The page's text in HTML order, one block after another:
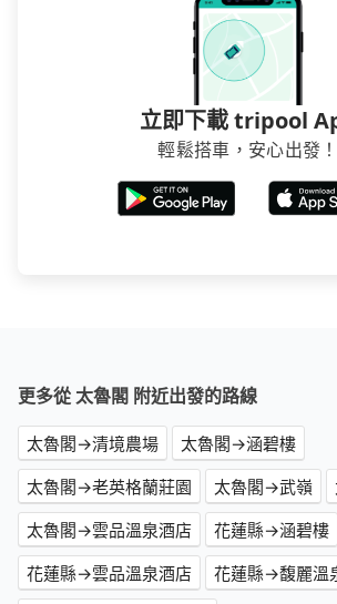
立即下載 tripool
輕鬆搭車，安心出發！
更多從 太魯閣 附近出發的路線
太魯閣→清境農場
太魯閣→涵碧樓
太魯閣→老英格蘭莊園
太魯閣→武嶺
太魯閣→雲品溫泉酒店
花蓮縣→涵碧樓
花蓮縣→雲品溫泉酒店
花蓮縣→馥麗溫